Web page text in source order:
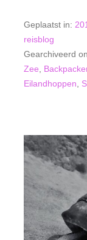
Geplaatst in:
reisblog
Gearchiveerd
Zee,
Eilandhoppen,